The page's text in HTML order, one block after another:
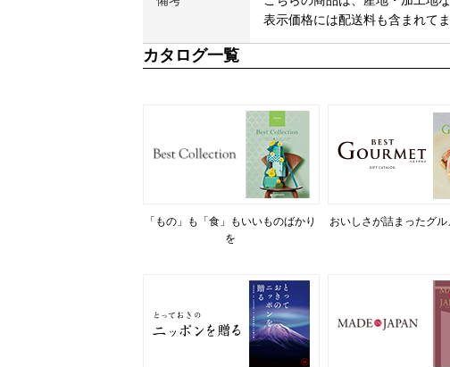
表示価格には配送料も含まれてま
カタログ一覧
「もの」も「食」もいいものばかり
を
おいしさが詰まったグ